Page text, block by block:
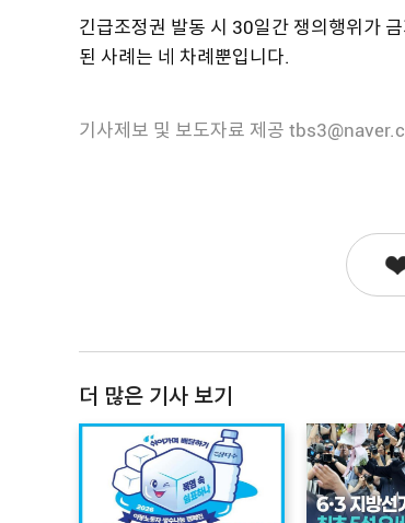
긴급조정권 발동 시 30일간 쟁의행위가
된 사례는 네 차례뿐입니다.
기사제보 및 보도자료 제공
더 많은 기사 보기